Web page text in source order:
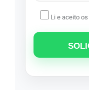
Li e aceito os